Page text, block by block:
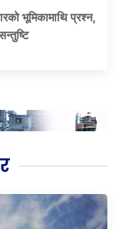
भूमिकामाथि प्रश्न,